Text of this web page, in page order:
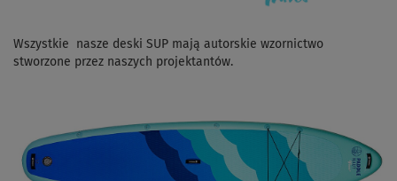
Wszystkie nasze deski SUP mają autorskie wzornictwo
stworzone przez naszych projektantów.